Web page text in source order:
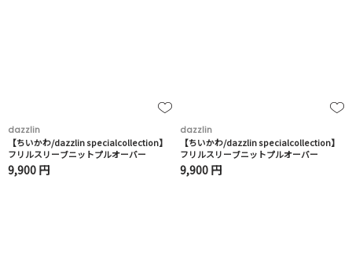
dazzlin
【ちいかわ/dazzlin specialcollection】
フリルスリーブニットプルオーバー
9,900 円
dazzlin
【ちいかわ/dazzlin specialcollection】
フリルスリーブニットプルオーバー
9,900 円